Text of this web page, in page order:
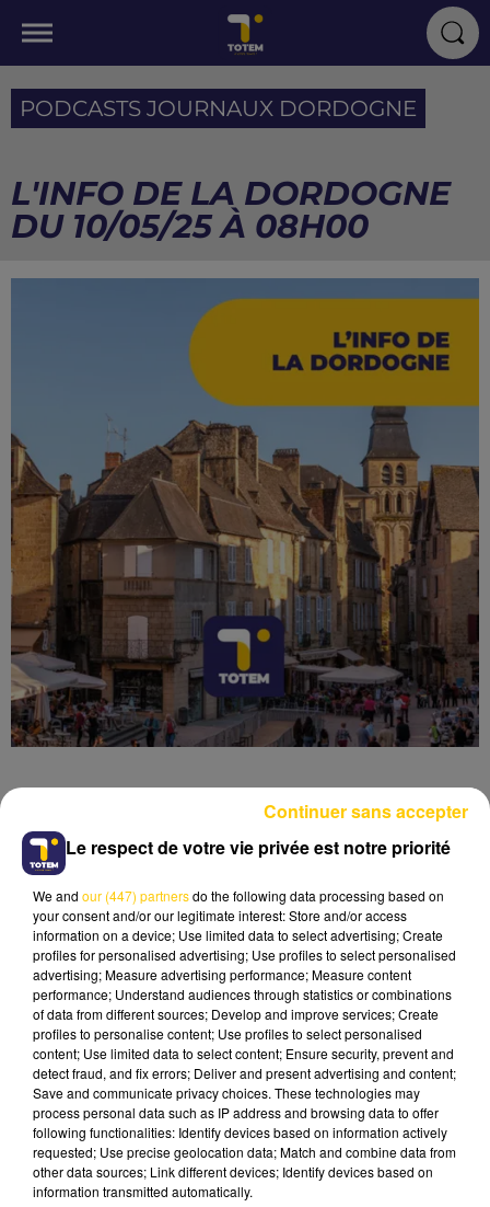
PODCASTS JOURNAUX DORDOGNE
L'INFO DE LA DORDOGNE
DU 10/05/25 À 08H00
10 mai 2025 - 4 min 55 sec
L'INFO DE LA DORDOGNE DU 10/05/25
À 08H00
Ecoutez sur Totem l'information à Tulle, Brive,
dans le Nord du Lot et le pays sarladais avec les
reportages de nos journalistes sur le terrain.
Le respect de votre vie privée est notre priorité
We and our (447) partnersdo the following data processing based on
your consent and/or our legitimate interest: Store and/or access
information on a device; Use limited data to select advertising; Create
profiles for personalised advertising; Use profiles to select personalised
advertising; Measure advertising performance; Measure content
performance; Understand audiences through statistics or combinations
of data from different sources; Develop and improve services; Create
profiles to personalise content; Use profiles to select personalised
content; Use limited data to select content; Ensure security, prevent and
detect fraud, and fix errors; Deliver and present advertising and content;
Save and communicate privacy choices. These technologies may
process personal data such as IP address and browsing data to offer
following functionalities: Identify devices based on information actively
requested; Use precise geolocation data; Match and combine data from
other data sources; Link different devices; Identify devices based on
information transmitted automatically.
Continuer sans accepter